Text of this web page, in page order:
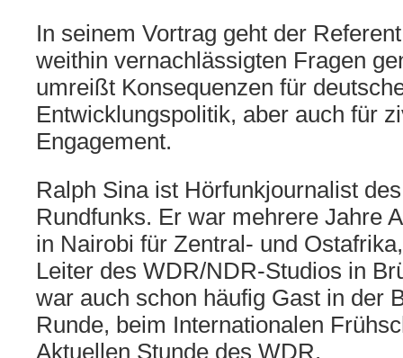
In seinem Vortrag geht der
weithin vernachlässigten Fragen
umreißt Konsequenzen für
Entwicklungspolitik, aber auch für
Engagement.
Ralph Sina ist Hörfunkjournalist
Rundfunks. Er war mehrere Jahre
in Nairobi für Zentral- und
Leiter des WDR/NDR-Studios in
war auch schon häufig Gast in der
Runde, beim Internationalen
Aktuellen Stunde des WDR.